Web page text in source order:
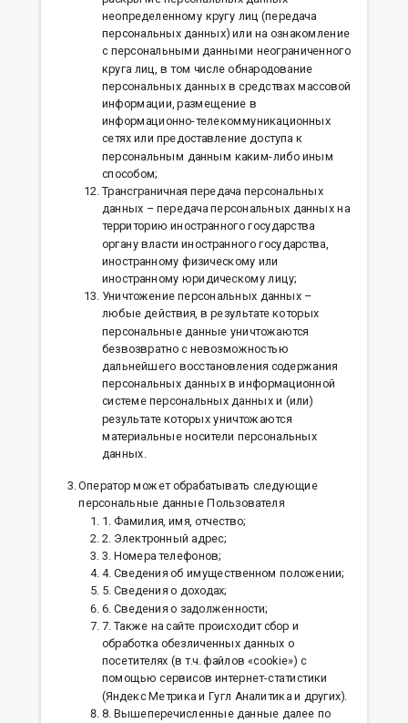
неопределенному кругу лиц (передача
персональных данных) или на ознакомление
с персональными данными неограниченного
круга лиц, в том числе обнародование
персональных данных в средствах массовой
информации, размещение в
информационно-телекоммуникационных
сетях или предоставление доступа к
персональным данным каким-либо иным
способом;
Трансграничная передача персональных
данных – передача персональных данных на
территорию иностранного государства
органу власти иностранного государства,
иностранному физическому или
иностранному юридическому лицу;
Уничтожение персональных данных –
любые действия, в результате которых
персональные данные уничтожаются
безвозвратно с невозможностью
дальнейшего восстановления содержания
персональных данных в информационной
системе персональных данных и (или)
результате которых уничтожаются
материальные носители персональных
данных.
Оператор может обрабатывать следующие
персональные данные Пользователя
1. Фамилия, имя, отчество;
2. Электронный адрес;
3. Номера телефонов;
4. Сведения об имущественном положении;
5. Cведения о доходах;
6. Сведения о задолженности;
7. Также на сайте происходит сбор и
обработка обезличенных данных о
посетителях (в т.ч. файлов «cookie») с
помощью сервисов интернет-статистики
(Яндекс Метрика и Гугл Аналитика и других).
8. Вышеперечисленные данные далее по